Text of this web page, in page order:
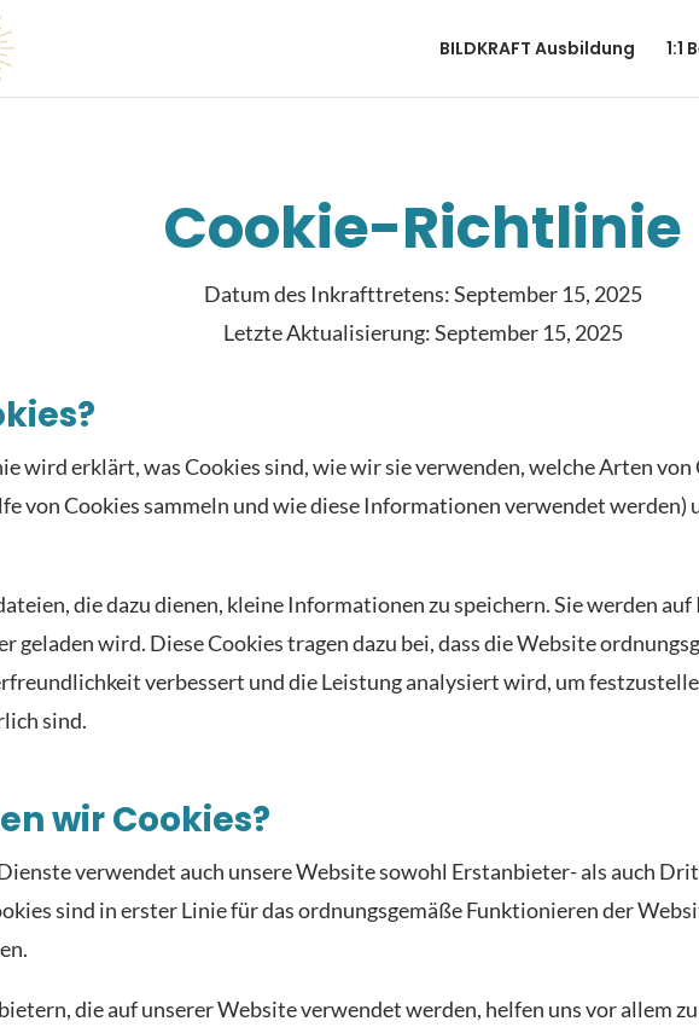
BILDKRAFT Ausbildung 1:1
Cookie-Richtlinie
Datum des Inkrafttretens: September 15, 2025
Letzte Aktualisierung: September 15, 2025
wird erklärt, was Cookies sind, wie wir sie verwenden, welche Arten von
von Cookies sammeln und wie diese Informationen verwendet werden)
die dazu dienen, kleine Informationen zu speichern. Sie werden
geladen wird. Diese Cookies tragen dazu bei, dass die Website
verbessert und die Leistung analysiert wird, um
sind.
wir Cookies?
verwendet auch unsere Website sowohl Erstanbieter- als auch
sind in erster Linie für das ordnungsgemäße Funktionieren der
die auf unserer Website verwendet werden, helfen uns vor allem